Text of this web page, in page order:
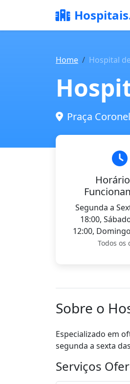
Home Hospital
Praça
Segunda a
18:00,
12:00,
Todos os
Sobre o
Especializado em
segunda a sexta
Serviços